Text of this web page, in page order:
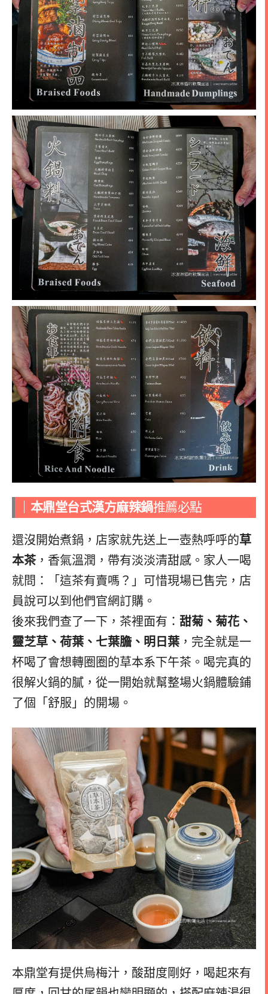
本鼎堂台式漢方麻辣鍋推薦必點
還沒開始煮鍋，店家就先送上一壺熱呼呼的草
本茶，香氣溫潤，帶有淡淡清甜感。家人一喝
就問：「這茶有賣嗎？」可惜現場已售完，店
員說可以到他們官網訂購。
後來我們查了一下，茶裡面有： 甜菊、菊花、
靈芝草、荷葉、七葉膽、明日葉 ，完全就是一
杯喝了會想轉圈圈的草本系下午茶。喝完真的
很解火鍋的膩，從一開始就幫整場火鍋體驗鋪
了個「舒服」的開場。
本鼎堂有提供烏梅汁，酸甜度剛好，喝起來有